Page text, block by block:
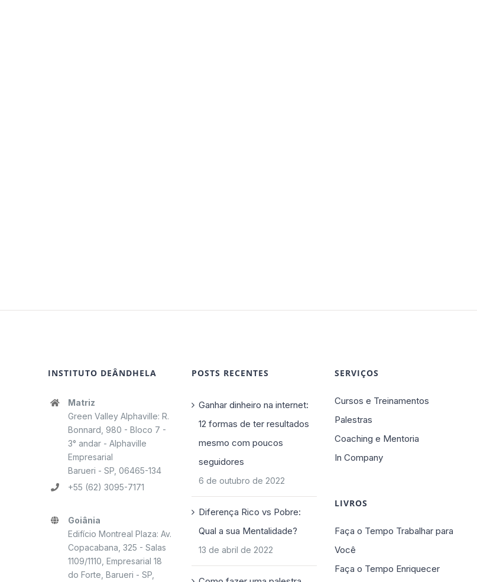
INSTITUTO DEÂNDHELA
Matriz
Green Valley Alphaville: R.
Bonnard, 980 - Bloco 7 -
3° andar - Alphaville
Empresarial
Barueri - SP, 06465-134
+55 (62) 3095-7171
Goiânia
Edifício Montreal Plaza: Av.
Copacabana, 325 - Salas
1109/1110, Empresarial 18
do Forte, Barueri - SP,
POSTS RECENTES
Ganhar dinheiro na internet:
12 formas de ter resultados
mesmo com poucos
seguidores
6 de outubro de 2022
Diferença Rico vs Pobre:
Qual a sua Mentalidade?
13 de abril de 2022
SERVIÇOS
Cursos e Treinamentos
Palestras
Coaching e Mentoria
In Company
LIVROS
Faça o Tempo Trabalhar para
Você
Faça o Tempo Enriquecer